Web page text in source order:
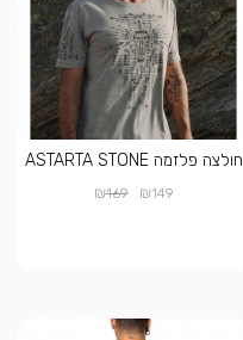
חולצה פלזמה ASTARTA STONE
₪149
₪169